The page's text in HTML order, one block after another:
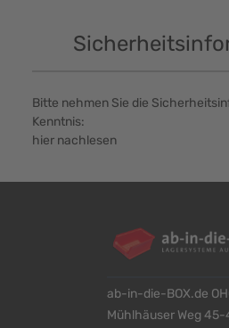
Bitte nehmen Sie die
Kenntnis:
hier nachlesen
ab-in-die-BOX.de
Mühlhäuser Weg 45-